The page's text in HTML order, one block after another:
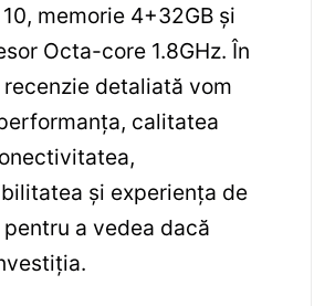
memorie 4+32GB și
Octa-core 1.8GHz. În
detaliată vom
calitatea
și experiența de
a vedea dacă